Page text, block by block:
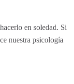
en soledad. Si
nuestra psicología